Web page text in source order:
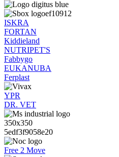
ISKRA
FORTAN
Kiddieland
NUTRIPET'S
Fabbygo
EUKANUBA
Ferplast
YPR
DR. VET
Free 2 Move